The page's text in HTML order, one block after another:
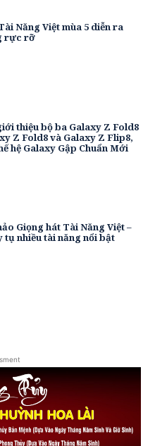
Năng Việt mùa 5 diễn ra
rực rỡ
thiệu bộ ba Galaxy Z Fold8
Z Fold8 và Galaxy Z Flip8,
hệ Galaxy Gập Chuẩn Mới
Giọng hát Tài Năng Việt –
tụ nhiều tài năng nổi bật